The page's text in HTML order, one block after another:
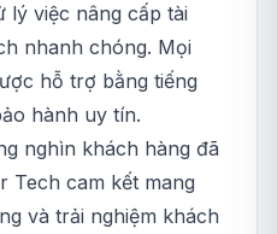
lý việc nâng cấp tài
nhanh chóng. Mọi
hỗ trợ bằng tiếng
hành uy tín.
nghìn khách hàng đã
Tech cam kết mang
và trải nghiệm khách